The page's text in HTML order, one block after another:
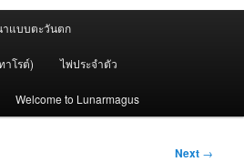
าแบบตะวันตก
าโรต์) ไพ่ประจำตัว
Welcome to Lunarmagus
Next →